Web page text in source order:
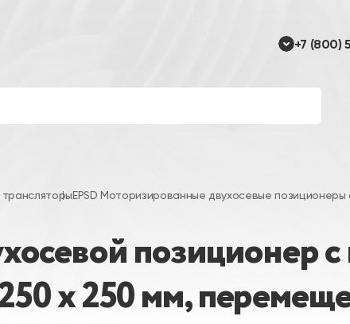
+7 (800)
EPSD Моторизированные двухосевые
позиционер
х 250 мм,